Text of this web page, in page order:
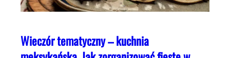
Wieczór tematyczny – kuchnia